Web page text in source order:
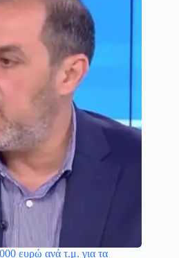
ευρώ ανά τ.μ. για τα